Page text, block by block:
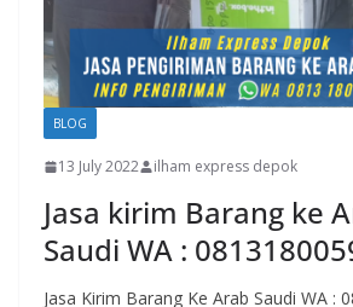
BLOG
13 July 2022 ilham express depok
Jasa kirim Barang ke
Saudi WA :
Jasa Kirim Barang Ke Arab Saudi WA :